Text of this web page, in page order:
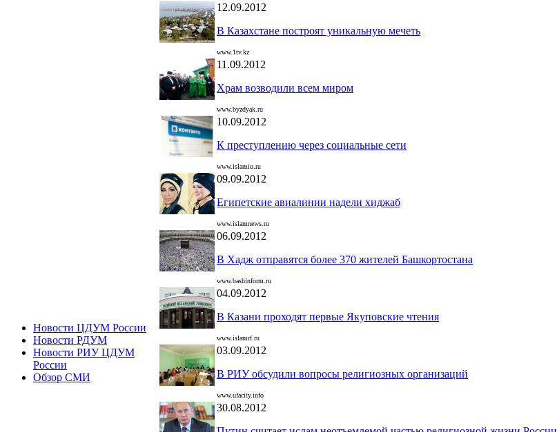
Новости ЦДУМ России
Новости РДУМ
Новости РИУ ЦДУМ
России
Обзор СМИ
12.09.2012
В Казахстане построят уникальную мечеть
www.1tv.kz
11.09.2012
Храм возводили всем миром
www.byzdyak.ru
10.09.2012
К преступлению через социальные сети
www.islamio.ru
09.09.2012
Египетские авиалинии надели хиджаб
www.islamnews.ru
06.09.2012
В Хадж отправятся более 370 жителей Башкортостана
www.bashinform.ru
04.09.2012
В Казани проходят первые Якуповские чтения
www.islamrf.ru
03.09.2012
В РИУ обсудили вопросы религиозных организаций
www.ufacity.info
30.08.2012